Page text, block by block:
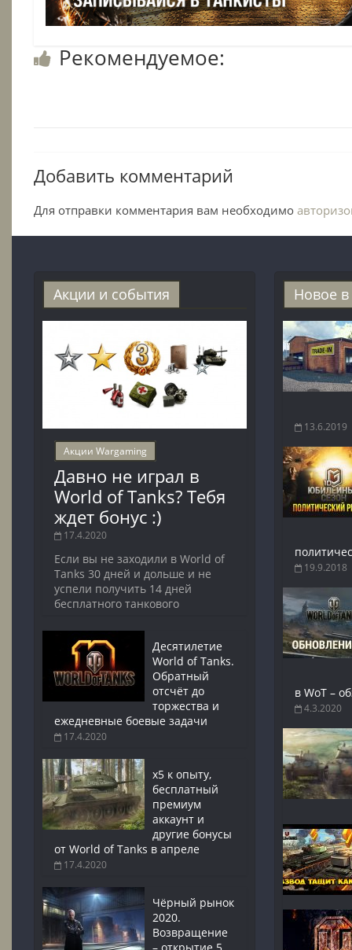
Рекомендуемое:
Добавить комментарий
Для отправки комментария вам необходимо
Акции и события
Акции Wargaming
Давно не играл в
World of Tanks? Тебя
ждет бонус :)
17.4.2020
Если вы не заходили в World of
Tanks 30 дней и дольше и не
успели получить 14 дней
бесплатного танкового
Десятилетие
World of Tanks.
Обратный
отсчёт до
торжества и
ежедневные боевые задачи
17.4.2020
x5 к опыту,
бесплатный
премиум
аккаунт и
другие бонусы
от World of Tanks в апреле
17.4.2020
Чёрный рынок
2020.
Возвращение
– открытие 5
Новое в
13.6.2019
19.9.2018
в WoT –
4.3.2020